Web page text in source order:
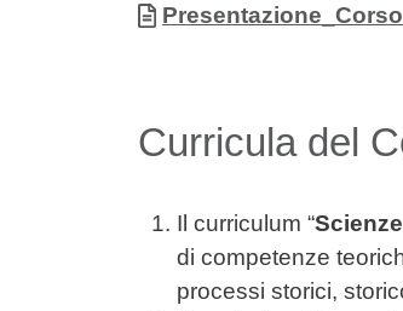
Allegati
Documento
Curricula del
Il curriculum “
di competenze
processi storici,